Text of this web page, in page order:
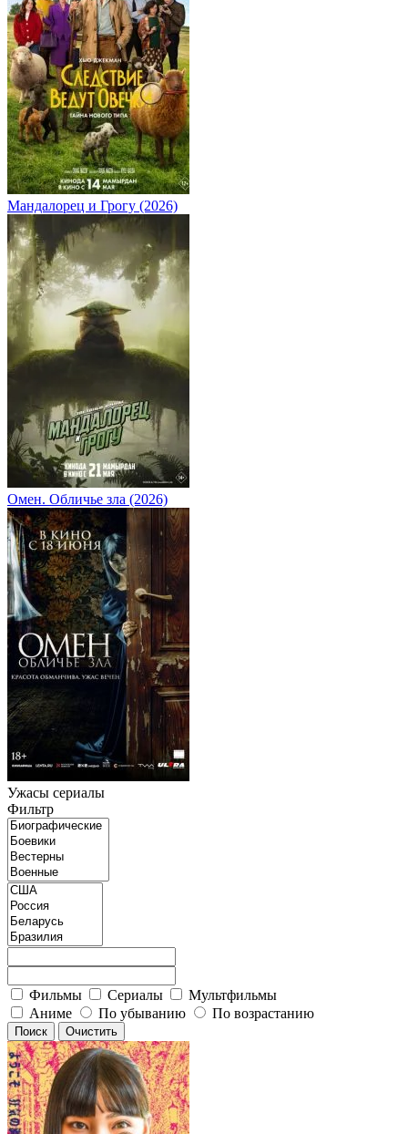
Мандалорец и Грогу (2026)
Омен. Обличье зла (2026)
Ужасы сериалы
Фильтр
Фильмы Сериалы
Мультфильмы
Аниме
По убыванию По возрастанию